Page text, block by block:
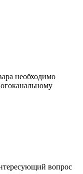
необходимо
вопрос